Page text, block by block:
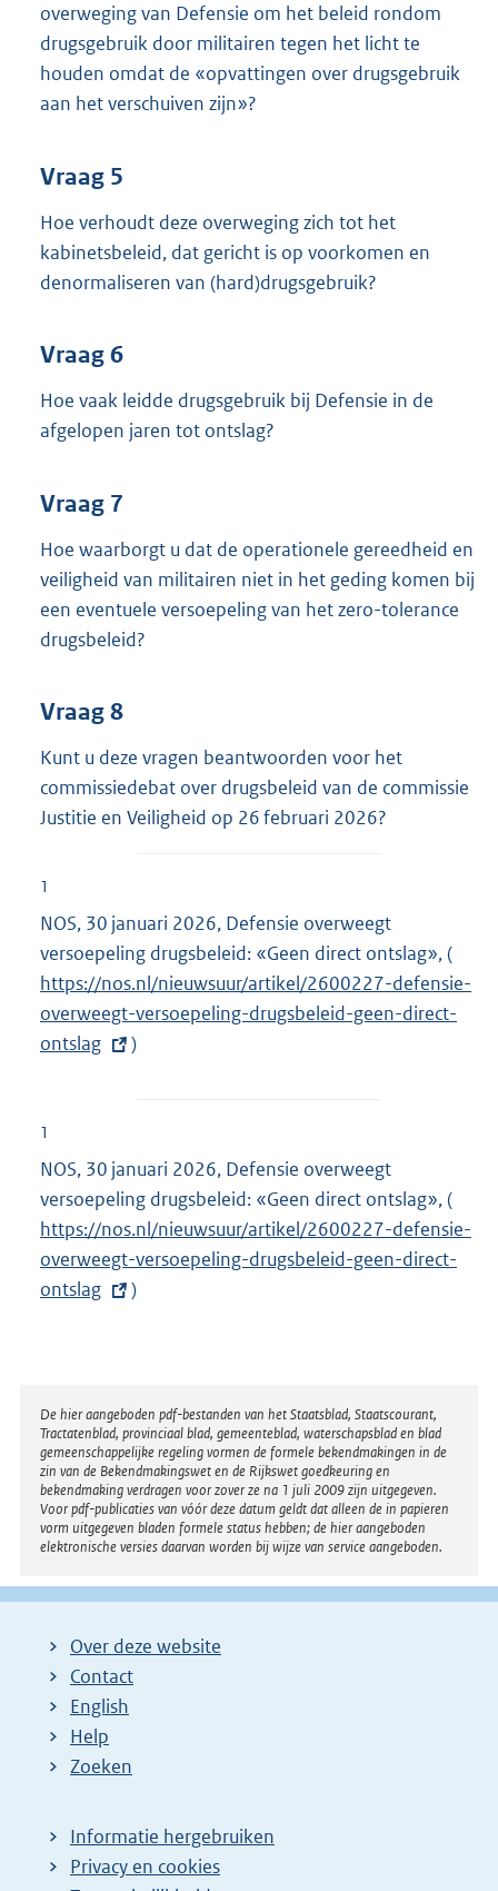
overweging van Defensie om het beleid rondom
drugsgebruik door militairen tegen het licht te
houden omdat de «opvattingen over drugsgebruik
aan het verschuiven zijn»?
Vraag 5
Hoe verhoudt deze overweging zich tot het
kabinetsbeleid, dat gericht is op voorkomen en
denormaliseren van (hard)drugsgebruik?
Vraag 6
Hoe vaak leidde drugsgebruik bij Defensie in de
afgelopen jaren tot ontslag?
Vraag 7
Hoe waarborgt u dat de operationele gereedheid en
veiligheid van militairen niet in het geding komen bij
een eventuele versoepeling van het zero-tolerance
drugsbeleid?
Vraag 8
Kunt u deze vragen beantwoorden voor het
commissiedebat over drugsbeleid van de commissie
Justitie en Veiligheid op 26 februari 2026?
1
NOS, 30 januari 2026, Defensie overweegt
versoepeling drugsbeleid: «Geen direct ontslag», (
x
t
n
k
https://nos.nl/nieuwsuur/artikel/2600227-defensie-
overweegt-versoepeling-drugsbeleid-geen-direct-
ontslag
)
1
NOS, 30 januari 2026, Defensie overweegt
versoepeling drugsbeleid: «Geen direct ontslag», (
x
t
https://nos.nl/nieuwsuur/artikel/2600227-defensie-
overweegt-versoepeling-drugsbeleid-geen-direct-
ontslag
)
Disclaimer
De hier aangeboden pdf-bestanden van het Staatsblad, Staatscourant,
Tractatenblad, provinciaal blad, gemeenteblad, waterschapsblad en blad
gemeenschappelijke regeling vormen de formele bekendmakingen in de
zin van de Bekendmakingswet en de Rijkswet goedkeuring en
bekendmaking verdragen voor zover ze na 1 juli 2009 zijn uitgegeven.
Voor pdf-publicaties van vóór deze datum geldt dat alleen de in papieren
vorm uitgegeven bladen formele status hebben; de hier aangeboden
elektronische versies daarvan worden bij wijze van service aangeboden.
Over deze website
Contact
English
Help
Zoeken
Informatie hergebruiken
Privacy en cookies